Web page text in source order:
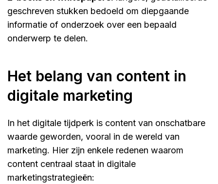
geschreven stukken bedoeld om diepgaande
informatie of onderzoek over een bepaald
onderwerp te delen.
het belang van content in
digitale marketing
In het digitale tijdperk is content van onschatbare
waarde geworden, vooral in de wereld van
marketing. Hier zijn enkele redenen waarom
content centraal staat in digitale
marketingstrategieën: